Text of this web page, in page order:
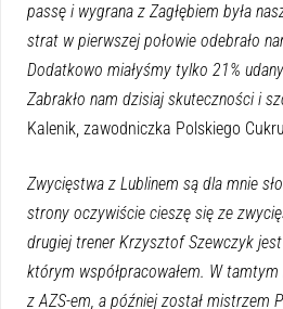
passę i wygrana z Zagłębiem była
strat w pierwszej połowie odebrało
Dodatkowo miałyśmy tylko 21%
Zabrakło nam dzisiaj skuteczności i
Kalenik, zawodniczka Polskiego
Zwycięstwa z Lublinem są dla mnie
strony oczywiście cieszę się ze
drugiej trener Krzysztof Szewczyk
którym współpracowałem. W
z AZS-em, a później został mistrzem